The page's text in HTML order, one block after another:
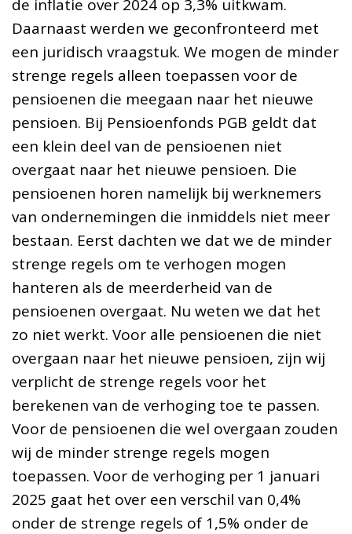
de inflatie over 2024 op 3,3% uitkwam.
Daarnaast werden we geconfronteerd met
een juridisch vraagstuk. We mogen de minder
strenge regels alleen toepassen voor de
pensioenen die meegaan naar het nieuwe
pensioen. Bij Pensioenfonds PGB geldt dat
een klein deel van de pensioenen niet
overgaat naar het nieuwe pensioen. Die
pensioenen horen namelijk bij werknemers
van ondernemingen die inmiddels niet meer
bestaan. Eerst dachten we dat we de minder
strenge regels om te verhogen mogen
hanteren als de meerderheid van de
pensioenen overgaat. Nu weten we dat het
zo niet werkt. Voor alle pensioenen die niet
overgaan naar het nieuwe pensioen, zijn wij
verplicht de strenge regels voor het
berekenen van de verhoging toe te passen.
Voor de pensioenen die wel overgaan zouden
wij de minder strenge regels mogen
toepassen. Voor de verhoging per 1 januari
2025 gaat het over een verschil van 0,4%
onder de strenge regels of 1,5% onder de